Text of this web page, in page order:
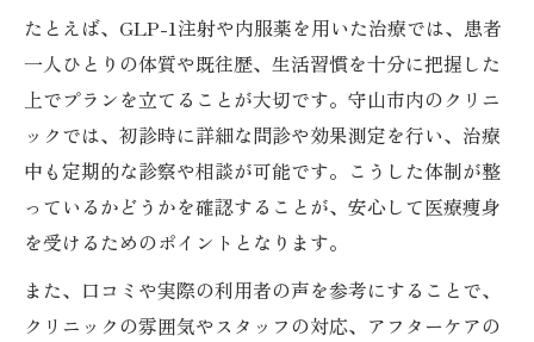
たとえば、GLP-1注射や内服薬を用いた治療では、患者
一人ひとりの体質や既往歴、生活習慣を十分に把握した
上でプランを立てることが大切です。守山市内のクリニ
ックでは、初診時に詳細な問診や効果測定を行い、治療
中も定期的な診察や相談が可能です。こうした体制が整
っているかどうかを確認することが、安心して医療痩身
を受けるためのポイントとなります。
また、口コミや実際の利用者の声を参考にすることで、
クリニックの雰囲気やスタッフの対応、アフターケアの